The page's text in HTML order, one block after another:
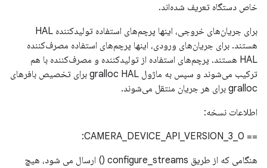
خاص دستگاه تعریف شده‌اند.
برای جریان‌های خروجی، اینها پرچم‌های استفاده تولیدکننده HAL
هستند. برای جریان‌های ورودی، اینها پرچم‌های استفاده مصرف‌کننده
HAL هستند. پرچم‌های استفاده از تولیدکننده و مصرف‌کننده با هم
ترکیب می‌شوند و سپس به ماژول gralloc HAL برای تخصیص بافرهای
gralloc برای هر جریان منتقل می‌شوند.
اطلاعات نسخه:
== CAMERA_DEVICE_API_VERSION_3_0:
هنگامی که از طریق configure_streams () ارسال می شود، هیچ